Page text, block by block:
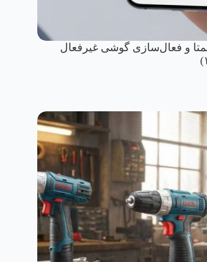
و فعال‌سازی گوشی غیرفعال